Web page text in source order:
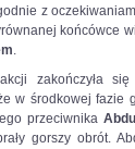
z
końcówce
.
zakończyła
w środkowej fazie
przeciwnika
gorszy obrót.